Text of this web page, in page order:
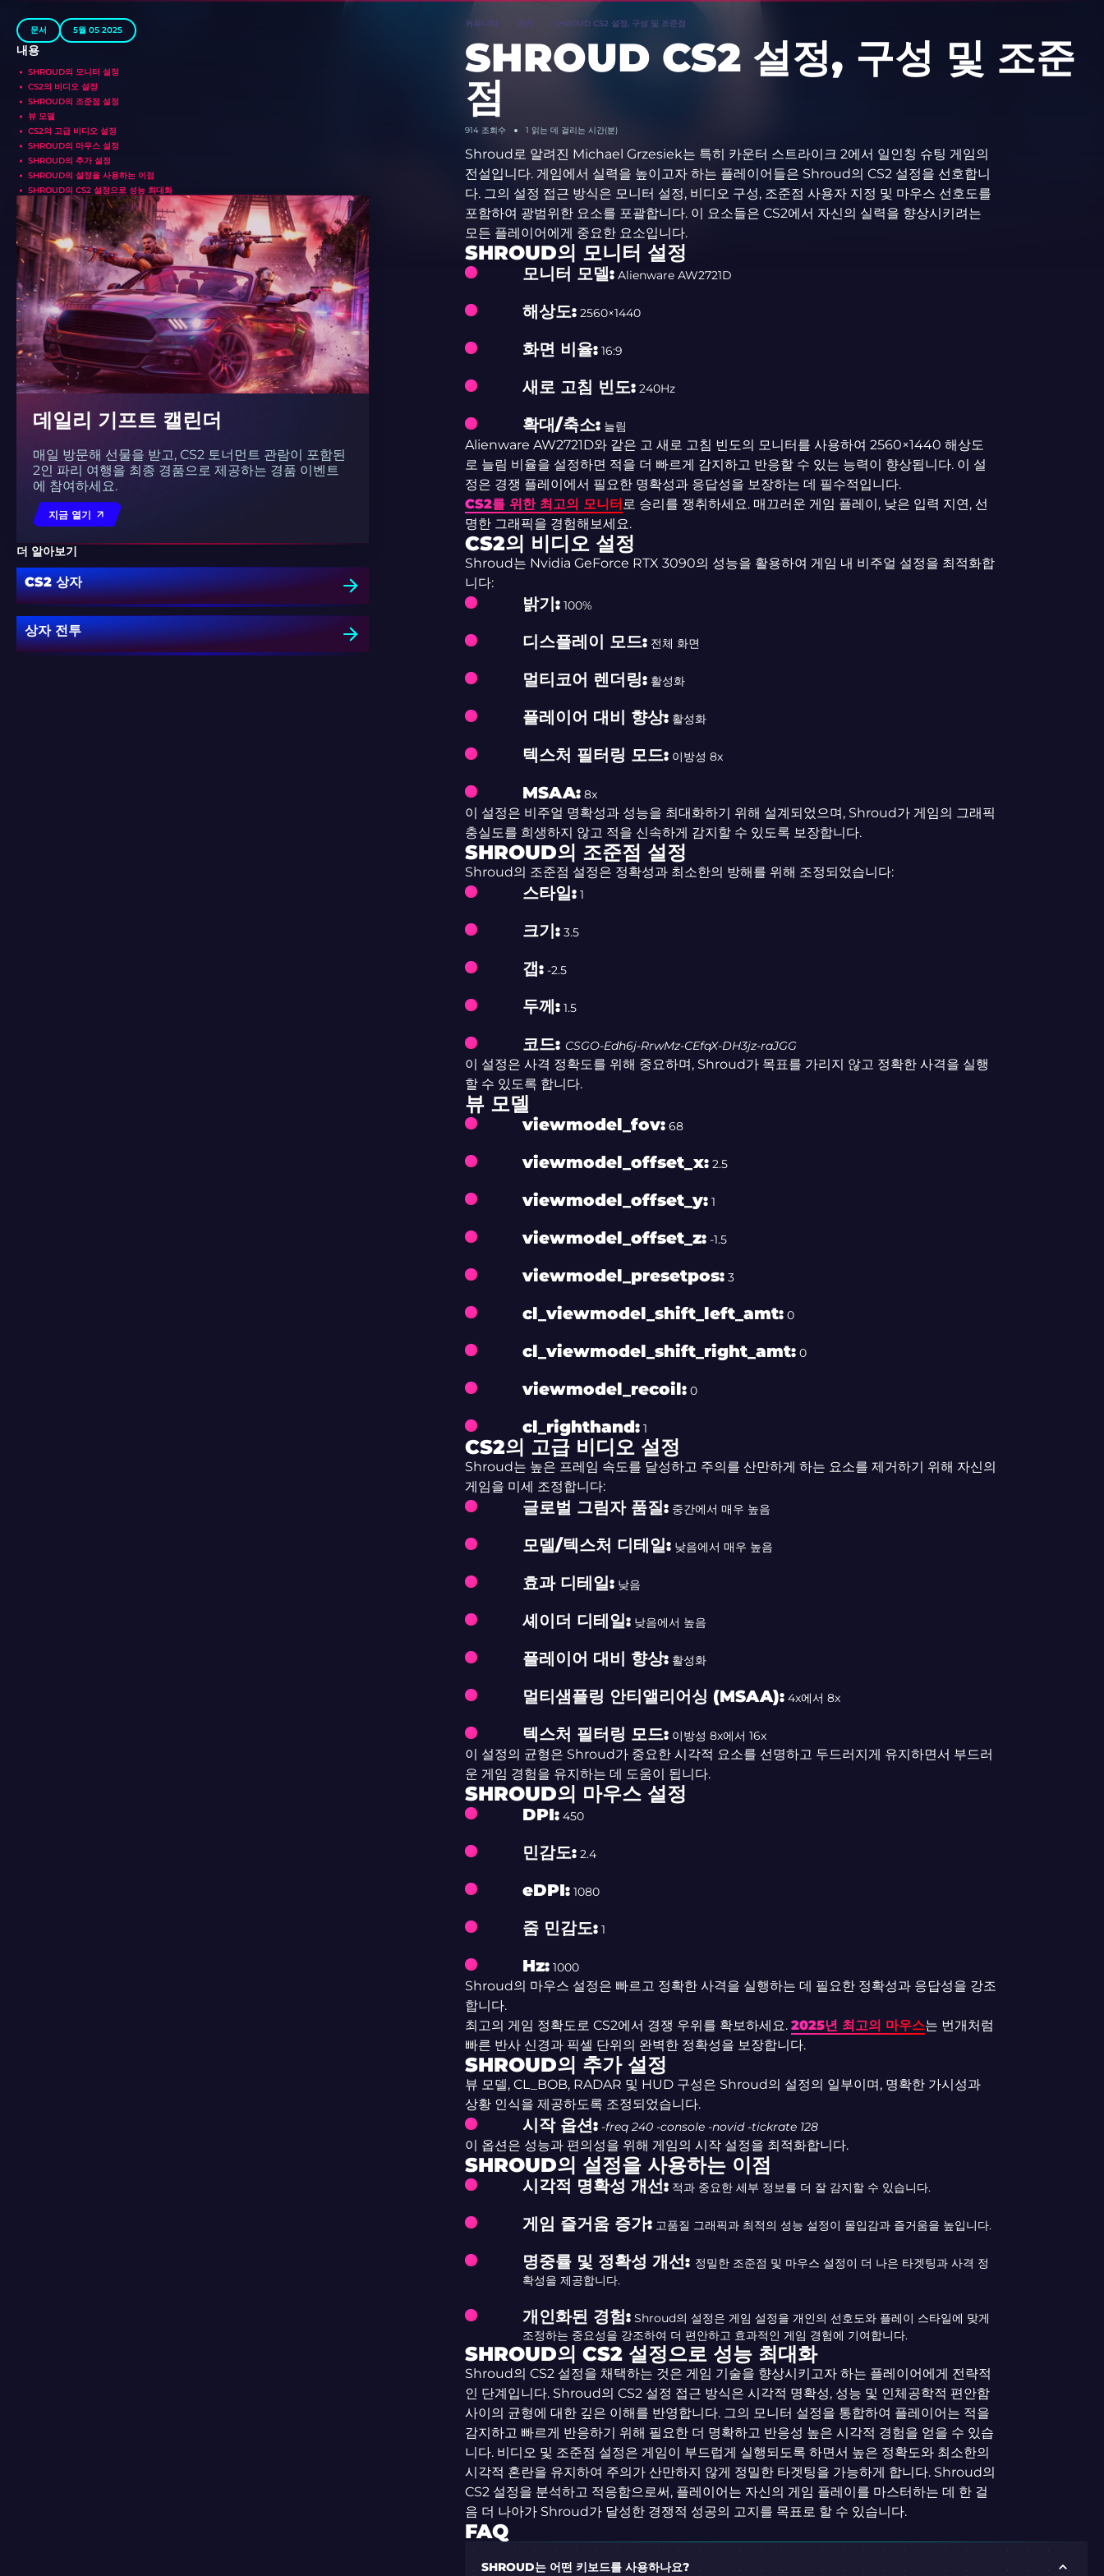
문서 5월 05 2025
내용
SHROUD의 모니터 설정
CS2의 비디오 설정
SHROUD의 조준점 설정
뷰 모델
CS2의 고급 비디오 설정
SHROUD의 마우스 설정
SHROUD의 추가 설정
SHROUD의 설정을 사용하는 이점
SHROUD의 CS2 설정으로 성능 최대화
데일리 기프트 캘린더
매일 방문해 선물을 받고, CS2 토너먼트 관람이 포함된
2인 파리 여행을 최종 경품으로 제공하는 경품 이벤트
에 참여하세요.
지금 열기
더 알아보기
CS2 상자
상자 전투
커뮤니티 문서 SHROUD CS2 설정, 구성 및 조준점
SHROUD CS2 설정, 구성 및 조준
점
914조회수 1 읽는 데 걸리는 시간(분)
Shroud로 알려진 Michael Grzesiek는 특히 카운터 스트라이크 2에서 일인칭 슈팅 게임의
전설입니다. 게임에서 실력을 높이고자 하는 플레이어들은 Shroud의 CS2 설정을 선호합니
다. 그의 설정 접근 방식은 모니터 설정, 비디오 구성, 조준점 사용자 지정 및 마우스 선호도를
포함하여 광범위한 요소를 포괄합니다. 이 요소들은 CS2에서 자신의 실력을 향상시키려는
모든 플레이어에게 중요한 요소입니다.
SHROUD의 모니터 설정
모니터 모델:Alienware AW2721D
해상도:2560×1440
화면 비율:16:9
새로 고침 빈도:240Hz
확대/축소:늘림
Alienware AW2721D와 같은 고 새로 고침 빈도의 모니터를 사용하여 2560×1440 해상도
로 늘림 비율을 설정하면 적을 더 빠르게 감지하고 반응할 수 있는 능력이 향상됩니다. 이 설
정은 경쟁 플레이에서 필요한 명확성과 응답성을 보장하는 데 필수적입니다.
CS2를 위한 최고의 모니터로 승리를 쟁취하세요. 매끄러운 게임 플레이, 낮은 입력 지연, 선
명한 그래픽을 경험해보세요.
CS2의 비디오 설정
Shroud는 Nvidia GeForce RTX 3090의 성능을 활용하여 게임 내 비주얼 설정을 최적화합
니다:
밝기:100%
디스플레이 모드:전체 화면
멀티코어 렌더링:활성화
플레이어 대비 향상:활성화
텍스처 필터링 모드:이방성 8x
MSAA:8x
이 설정은 비주얼 명확성과 성능을 최대화하기 위해 설계되었으며, Shroud가 게임의 그래픽
충실도를 희생하지 않고 적을 신속하게 감지할 수 있도록 보장합니다.
SHROUD의 조준점 설정
Shroud의 조준점 설정은 정확성과 최소한의 방해를 위해 조정되었습니다:
스타일:1
크기:3.5
갭:-2.5
두께:1.5
코드: CSGO-Edh6j-RrwMz-CEfqX-DH3jz-raJGG
이 설정은 사격 정확도를 위해 중요하며, Shroud가 목표를 가리지 않고 정확한 사격을 실행
할 수 있도록 합니다.
뷰 모델
viewmodel_fov:68
viewmodel_offset_x:2.5
viewmodel_offset_y:1
viewmodel_offset_z: -1.5
viewmodel_presetpos: 3
cl_viewmodel_shift_left_amt: 0
cl_viewmodel_shift_right_amt:0
viewmodel_recoil:0
cl_righthand: 1
CS2의 고급 비디오 설정
Shroud는 높은 프레임 속도를 달성하고 주의를 산만하게 하는 요소를 제거하기 위해 자신의
게임을 미세 조정합니다:
글로벌 그림자 품질:중간에서 매우 높음
모델/텍스처 디테일:낮음에서 매우 높음
효과 디테일:낮음
셰이더 디테일:낮음에서 높음
플레이어 대비 향상:활성화
멀티샘플링 안티앨리어싱 (MSAA):4x에서 8x
텍스처 필터링 모드:이방성 8x에서 16x
이 설정의 균형은 Shroud가 중요한 시각적 요소를 선명하고 두드러지게 유지하면서 부드러
운 게임 경험을 유지하는 데 도움이 됩니다.
SHROUD의 마우스 설정
DPI:450
민감도:2.4
eDPI:1080
줌 민감도:1
Hz:1000
Shroud의 마우스 설정은 빠르고 정확한 사격을 실행하는 데 필요한 정확성과 응답성을 강조
합니다.
최고의 게임 정확도로 CS2에서 경쟁 우위를 확보하세요. 2025년 최고의 마우스는 번개처럼
빠른 반사 신경과 픽셀 단위의 완벽한 정확성을 보장합니다.
SHROUD의 추가 설정
뷰 모델, CL_BOB, RADAR 및 HUD 구성은 Shroud의 설정의 일부이며, 명확한 가시성과
상황 인식을 제공하도록 조정되었습니다.
시작 옵션: -freq 240 -console -novid -tickrate 128
이 옵션은 성능과 편의성을 위해 게임의 시작 설정을 최적화합니다.
SHROUD의 설정을 사용하는 이점
시각적 명확성 개선:적과 중요한 세부 정보를 더 잘 감지할 수 있습니다.
게임 즐거움 증가:고품질 그래픽과 최적의 성능 설정이 몰입감과 즐거움을 높입니다.
명중률 및 정확성 개선: 정밀한 조준점 및 마우스 설정이 더 나은 타겟팅과 사격 정
확성을 제공합니다.
개인화된 경험:Shroud의 설정은 게임 설정을 개인의 선호도와 플레이 스타일에 맞게
조정하는 중요성을 강조하여 더 편안하고 효과적인 게임 경험에 기여합니다.
SHROUD의 CS2 설정으로 성능 최대화
Shroud의 CS2 설정을 채택하는 것은 게임 기술을 향상시키고자 하는 플레이어에게 전략적
인 단계입니다. Shroud의 CS2 설정 접근 방식은 시각적 명확성, 성능 및 인체공학적 편안함
사이의 균형에 대한 깊은 이해를 반영합니다. 그의 모니터 설정을 통합하여 플레이어는 적을
감지하고 빠르게 반응하기 위해 필요한 더 명확하고 반응성 높은 시각적 경험을 얻을 수 있습
니다. 비디오 및 조준점 설정은 게임이 부드럽게 실행되도록 하면서 높은 정확도와 최소한의
시각적 혼란을 유지하여 주의가 산만하지 않게 정밀한 타겟팅을 가능하게 합니다. Shroud의
CS2 설정을 분석하고 적응함으로써, 플레이어는 자신의 게임 플레이를 마스터하는 데 한 걸
음 더 나아가 Shroud가 달성한 경쟁적 성공의 고지를 목표로 할 수 있습니다.
FAQ
SHROUD는 어떤 키보드를 사용하나요?